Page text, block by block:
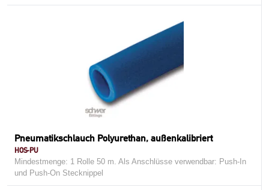
Pneumatikschlauch Polyurethan, außenkalibriert
HOS-PU
Mindestmenge: 1 Rolle 50 m. Als Anschlüsse verwendbar: Push-In
und Push-On Stecknippel